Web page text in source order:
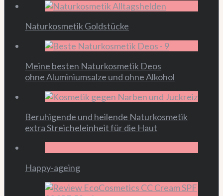
Naturkosmetik Goldstücke
Meine besten Naturkosmetik Deos
ohne Aluminiumsalze und ohne Alkohol
Beruhigende und heilende Naturkosmetik
extra Streicheleinheit für die Haut
Happy-ageing